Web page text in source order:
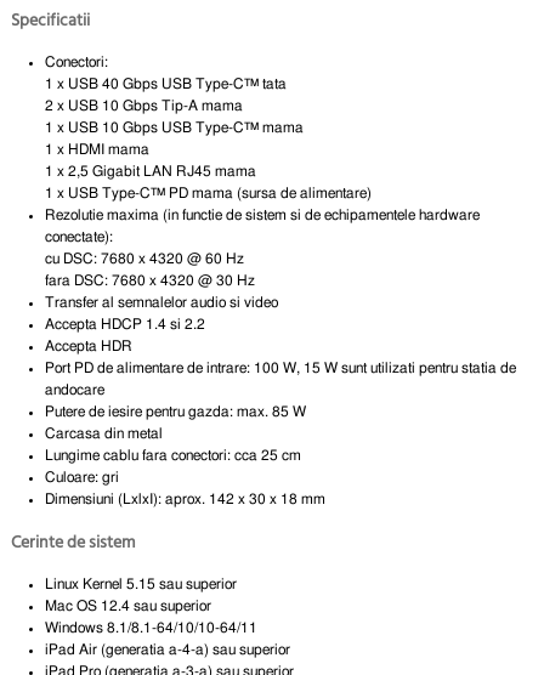
Specificatii
Conectori:
1 x USB 40 Gbps USB Type-C™ tata
2 x USB 10 Gbps Tip-A mama
1 x USB 10 Gbps USB Type-C™ mama
1 x HDMI mama
1 x 2,5 Gigabit LAN RJ45 mama
1 x USB Type-C™ PD mama (sursa de alimentare)
Rezolutie maxima (in functie de sistem si de echipamentele hardware
conectate):
cu DSC: 7680 x 4320 @ 60 Hz
fara DSC: 7680 x 4320 @ 30 Hz
Transfer al semnalelor audio si video
Accepta HDCP 1.4 si 2.2
Accepta HDR
Port PD de alimentare de intrare: 100 W, 15 W sunt utilizati pentru statia de
andocare
Putere de iesire pentru gazda: max. 85 W
Carcasa din metal
Lungime cablu fara conectori: cca 25 cm
Culoare: gri
Dimensiuni (LxlxI): aprox. 142 x 30 x 18 mm
Cerinte de sistem
Linux Kernel 5.15 sau superior
Mac OS 12.4 sau superior
Windows 8.1/8.1-64/10/10-64/11
iPad Air (generatia a-4-a) sau superior
iPad Pro (generatia a-3-a) sau superior